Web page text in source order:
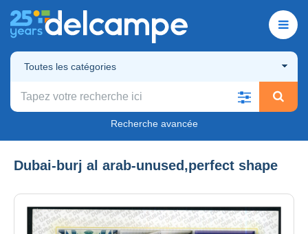
Toutes les catégories
Recherche avancée
Dubai-burj al arab-unused,perfect shape